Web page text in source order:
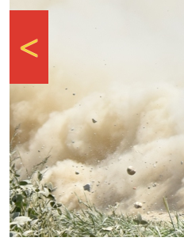
Downloads
Online-Aushang
Nennung
Nennliste
Zeitplan
Streckenplan
Programmheft
Zimmernachweis
Kontakt